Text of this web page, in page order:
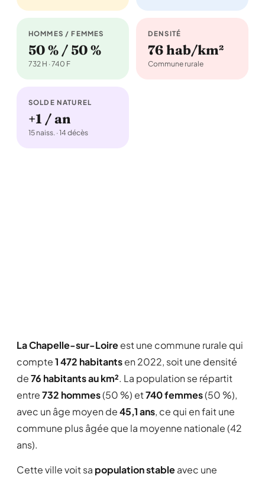
HOMMES / FEMMES
50 % / 50 %
732 H · 740 F
DENSITÉ
76 hab/km²
Commune rurale
SOLDE NATUREL
+1 / an
15 naiss. · 14 décès
La Chapelle-sur-Loireest une commune rurale qui
compte1 472 habitantsen 2022, soit une densité
de76 habitants au km². La population se répartit
entre732 hommes(50 %) et740 femmes(50 %),
avec un âge moyen de45,1 ans, ce qui en fait une
commune plus âgée que la moyenne nationale (42
ans).
Cette ville voit sa population stableavec une